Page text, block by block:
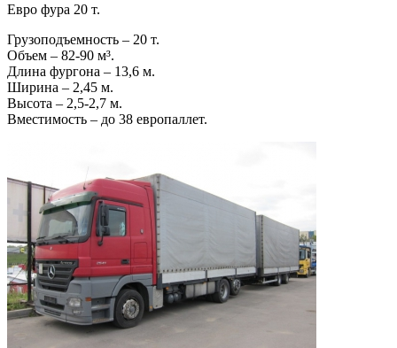
Евро фура 20 т.
Грузоподъемность – 20 т.
Объем – 82-90 м³.
Длина фургона – 13,6 м.
Ширина – 2,45 м.
Высота – 2,5-2,7 м.
Вместимость – до 38 европаллет.